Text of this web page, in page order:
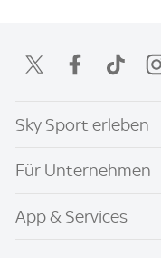
Sky Sport erleben
Für Unternehmen
App & Services